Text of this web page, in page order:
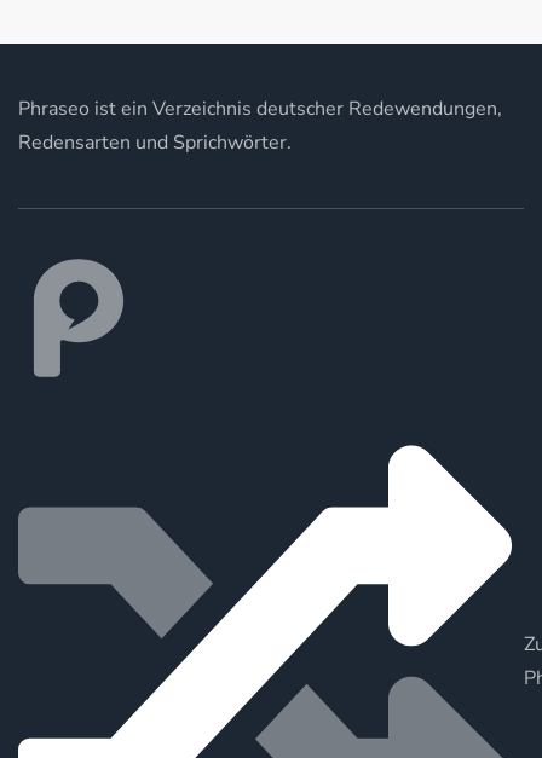
Phraseo ist ein Verzeichnis deutscher Redewendungen,
Redensarten und Sprichwörter.